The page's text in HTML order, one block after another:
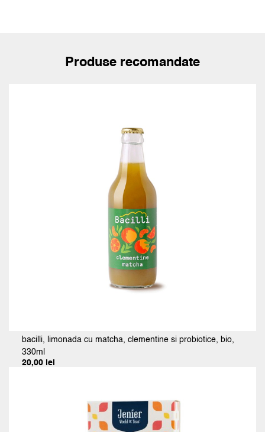
Produse recomandate
bacilli, limonada cu matcha, clementine si probiotice, bio,
330ml
20,00 lei